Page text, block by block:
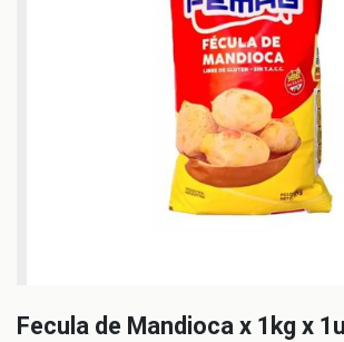
Fecula de Mandioca x 1kg x